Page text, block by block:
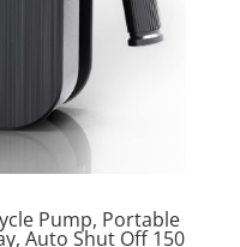
Pump, Portable
Auto Shut Off 150